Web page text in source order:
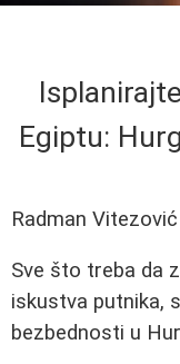
Egiptu:
Radman Vitezović
Sve što treba da
iskustva putnika,
bezbednosti u